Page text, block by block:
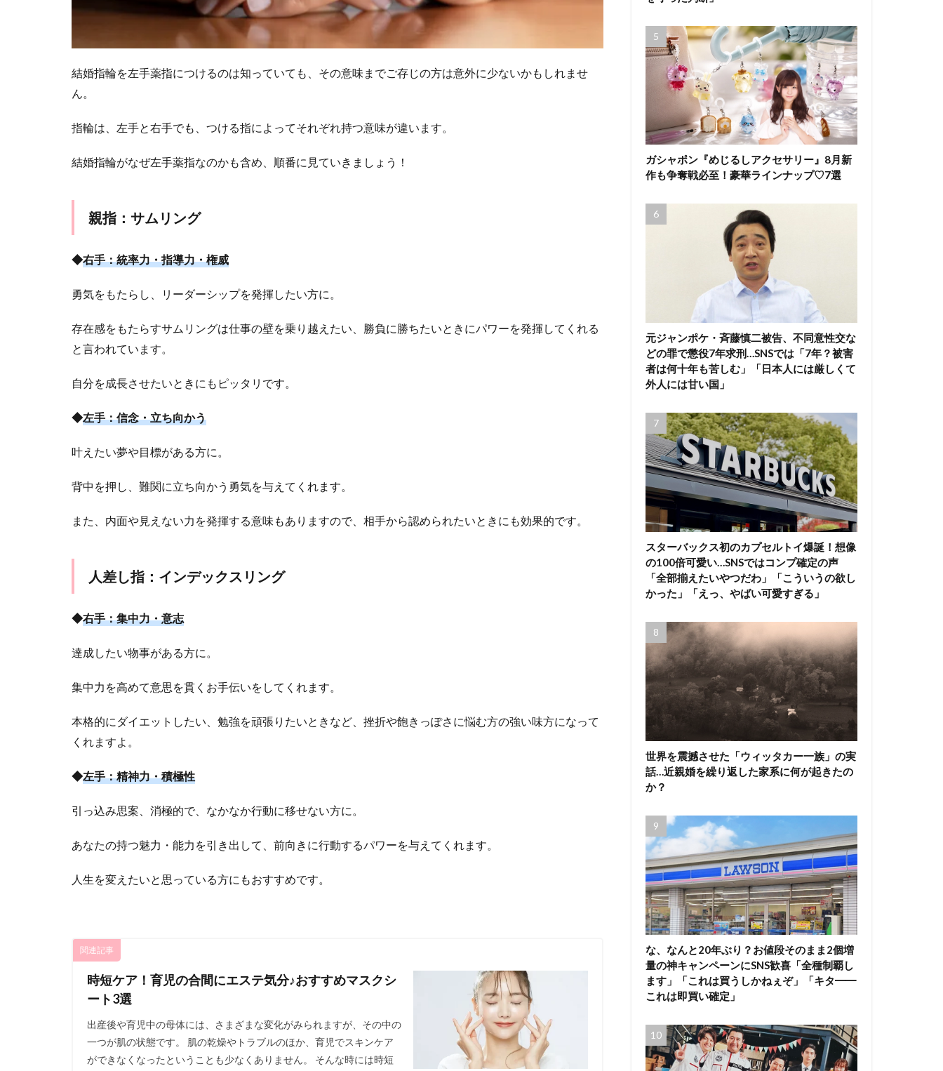
指：
ーリ
小
ピン
キー
2
と
め
結婚指輪を左手薬指につけるのは知っていても、その意味までご存じの方は意外に少ないかもしれませ
ん。
指輪は、左手と右手でも、つける指によってそれぞれ持つ意味が違います。
結婚指輪がなぜ左手薬指なのかも含め、順番に見ていきましょう！
親指：サムリング
◆右手：統率力・指導力・権威
勇気をもたらし、リーダーシップを発揮したい方に。
存在感をもたらすサムリングは仕事の壁を乗り越えたい、勝負に勝ちたいときにパワーを発揮してくれる
と言われています。
自分を成長させたいときにもピッタリです。
◆左手：信念・立ち向かう
叶えたい夢や目標がある方に。
背中を押し、難関に立ち向かう勇気を与えてくれます。
また、内面や見えない力を発揮する意味もありますので、相手から認められたいときにも効果的です。
人差し指：インデックスリング
◆右手：集中力・意志
達成したい物事がある方に。
集中力を高めて意思を貫くお手伝いをしてくれます。
本格的にダイエットしたい、勉強を頑張りたいときなど、挫折や飽きっぽさに悩む方の強い味方になって
くれますよ。
◆左手：精神力・積極性
引っ込み思案、消極的で、なかなか行動に移せない方に。
あなたの持つ魅力・能力を引き出して、前向きに行動するパワーを与えてくれます。
人生を変えたいと思っている方にもおすすめです。
関連記事
時短ケア！育児の合間にエステ気分♪おすすめマスクシ
ート3選
出産後や育児中の母体には、さまざまな変化がみられますが、その中の
一つが肌の状態です。 肌の乾燥やトラブルのほか、育児でスキンケア
ができなくなったということも少なくありません。 そんな時には時短
ガシャポン『めじるしアクセサリー』8月新
作も争奪戦必至！豪華ラインナップ♡7選
元ジャンポケ・斉藤慎二被告、不同意性交な
どの罪で懲役7年求刑…SNSでは「7年？被害
者は何十年も苦しむ」「日本人には厳しくて
外人には甘い国」
スターバックス初のカプセルトイ爆誕！想像
の100倍可愛い…SNSではコンプ確定の声
「全部揃えたいやつだわ」「こういうの欲し
かった」「えっ、やばい可愛すぎる」
世界を震撼させた「ウィッタカー一族」の実
話…近親婚を繰り返した家系に何が起きたの
か？
な、なんと20年ぶり？お値段そのまま2個増
量の神キャンペーンにSNS歓喜「全種制覇し
ます」「これは買うしかねぇぞ」「キタ━━
これは即買い確定」